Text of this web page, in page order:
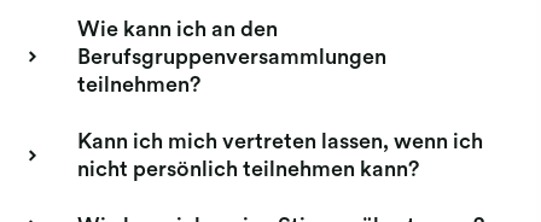
Wie kann ich an den
Berufsgruppenversammlungen
teilnehmen?
Kann ich mich vertreten lassen, wenn ich
nicht persönlich teilnehmen kann?